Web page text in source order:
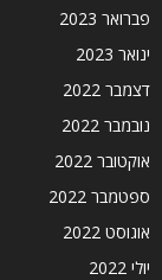
פברואר 2023
ינואר 2023
דצמבר 2022
נובמבר 2022
אוקטובר 2022
ספטמבר 2022
אוגוסט 2022
יולי 2022